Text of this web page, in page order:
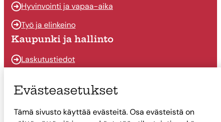
Hyvinvointi ja vapaa-aika
Työ ja elinkeino
Kaupunki ja hallinto
Laskutustiedot
Päätöksenteko
Talous
Evästeasetukset
Tämä sivusto käyttää evästeitä. Osa evästeistä on